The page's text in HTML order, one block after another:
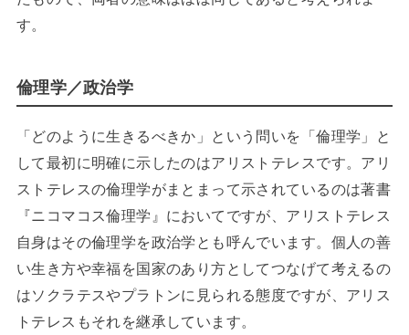
す。
倫理学／政治学
「どのように生きるべきか」という問いを「倫理学」と
して最初に明確に示したのはアリストテレスです。アリ
ストテレスの倫理学がまとまって示されているのは著書
『ニコマコス倫理学』においてですが、アリストテレス
自身はその倫理学を政治学とも呼んでいます。個人の善
い生き方や幸福を国家のあり方としてつなげて考えるの
はソクラテスやプラトンに見られる態度ですが、アリス
トテレスもそれを継承しています。